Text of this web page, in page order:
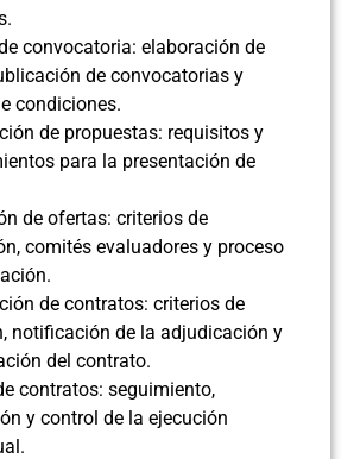
convocatoria: elaboración de
de convocatorias y
condiciones.
de propuestas: requisitos y
para la presentación de
de ofertas: criterios de
comités evaluadores y proceso
de contratos: criterios de
notificación de la adjudicación y
del contrato.
contratos: seguimiento,
y control de la ejecución